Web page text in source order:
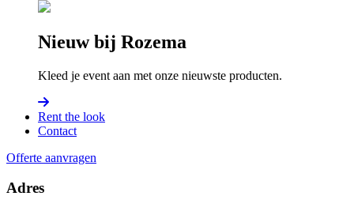
Nieuw bij Rozema
Kleed je event aan met onze nieuwste producten.
Rent the look
Contact
Offerte aanvragen
Adres